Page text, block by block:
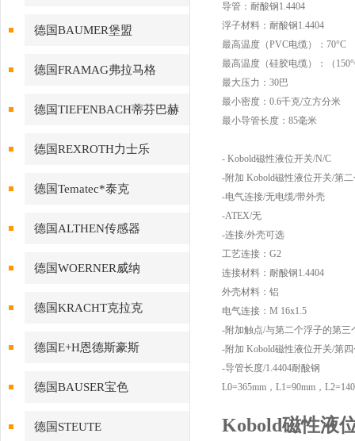
德国BAUMER堡盟
德国FRAMAG弗拉马格
德国TIEFENBACH蒂芬巴赫
德国REXROTH力士乐
德国Tematec*泰克
德国ALTHEN传感器
德国WOERNER威纳
德国KRACHT克拉克
德国E+H恩德斯豪斯
德国BAUSER宝色
德国STEUTE
导管：耐酸钢1.4404
浮子材料：耐酸钢1.4404
最高温度（PVC电缆）：70°C
最高温度（硅胶电缆）：（
最大压力：30巴
最小密度：0.6千克/立方分米
最小导管长度：85毫米
- Kobold磁性液位开关/N/C
-附加 Kobold磁性液位开关/第
-电气连接/无电缆/带外壳
-ATEX/无
-连接/外壳可选
工艺连接：G2
连接材料：耐酸钢1.4404
外壳材料：铝
电气连接：M 16x1.5
-附加触点/与第二个浮子的第三
-附加 Kobold磁性液位开关/第
-导管长度/1.4404耐酸钢
L0=365mm，L1=90mm，
Kobold磁性液